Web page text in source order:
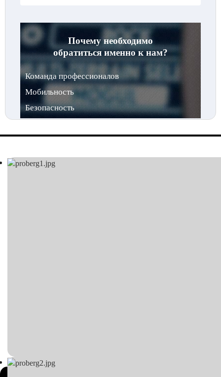
Почему необходимо
обратиться именно к нам?
Команда профессионалов
Мобильность
Безопасность